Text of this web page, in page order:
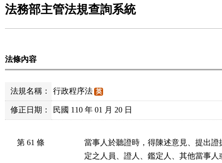
法務部主管法規查詢系統
法條內容
法規名稱： 行政程序法 英
修正日期： 民國 110 年 01 月 20 日
第 61 條
當事人於聽證時，得陳述意見、提出
定之人員、證人、鑑定人、其他當事人